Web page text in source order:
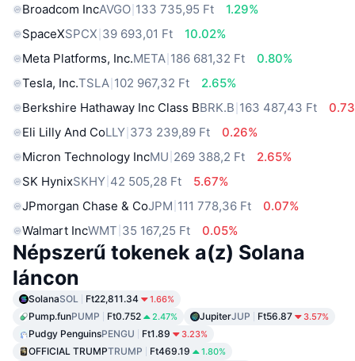
Broadcom IncAVGO 133 735,95 Ft
1.29%
SpaceXSPCX 39 693,01 Ft
10.02%
Meta Platforms, Inc.META 186 681,32 Ft
0.80%
Tesla, Inc.TSLA 102 967,32 Ft
2.65%
Berkshire Hathaway Inc Class BBRK.B 163 487,43 Ft
Eli Lilly And CoLLY 373 239,89 Ft
0.26%
Micron Technology IncMU 269 388,2 Ft
2.65%
SK HynixSKHY 42 505,28 Ft
5.67%
JPmorgan Chase & CoJPM 111 778,36 Ft
0.07%
Walmart IncWMT 35 167,25 Ft 0.05%
Népszerű tokenek a(z) Solana
láncon
SolanaSOL Ft22,811.34 1.66%
Pump.funPUMP Ft0.752 2.47% JupiterJUP Ft56.87 3.57%
Pudgy PenguinsPENGU Ft1.89 3.23%
OFFICIAL TRUMPTRUMP Ft469.19 1.80%